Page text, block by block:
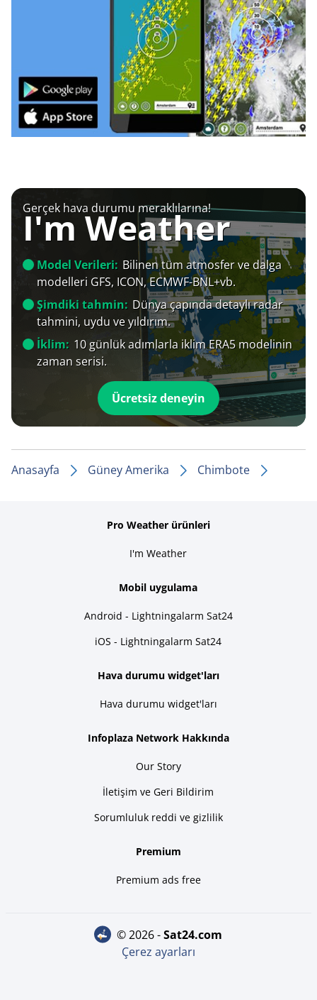
Gerçek hava durumu meraklılarına!
I'm Weather
Model Verileri: Bilinen tüm atmosfer ve dalga
modelleri GFS, ICON, ECMWF-BNL+vb.
Şimdiki tahmin: Dünya çapında detaylı radar
tahmini, uydu ve yıldırım.
İklim: 10 günlük adımlarla iklim ERA5 modelinin
zaman serisi.
Ücretsiz deneyin
Anasayfa Güney Amerika Chimbote
Pro Weather ürünleri
I'm Weather
Mobil uygulama
Android - Lightningalarm Sat24
iOS - Lightningalarm Sat24
Hava durumu widget'ları
Hava durumu widget'ları
Infoplaza Network Hakkında
Our Story
İletişim ve Geri Bildirim
Sorumluluk reddi ve gizlilik
Premium
Premium ads free
© 2026 - sat24.com
Çerez ayarları